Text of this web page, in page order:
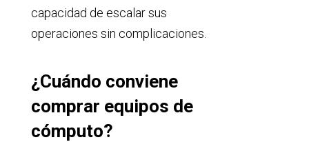
capacidad de escalar sus
operaciones sin complicaciones.
¿Cuándo conviene
comprar equipos de
cómputo?